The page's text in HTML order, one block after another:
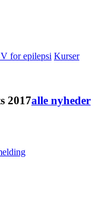
for epilepsi Kurser
2017alle nyheder